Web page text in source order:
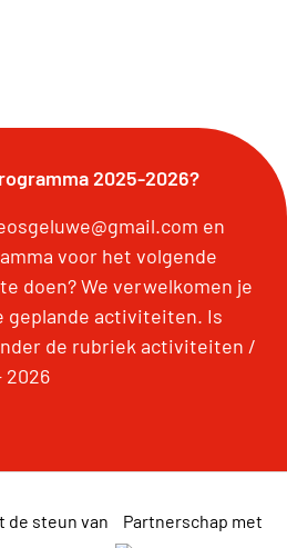
2025-2026?
en
voor het volgende
doen? We verwelkomen je
geplande activiteiten. Is
de rubriek activiteiten /
2026
de steun van Partnerschap met